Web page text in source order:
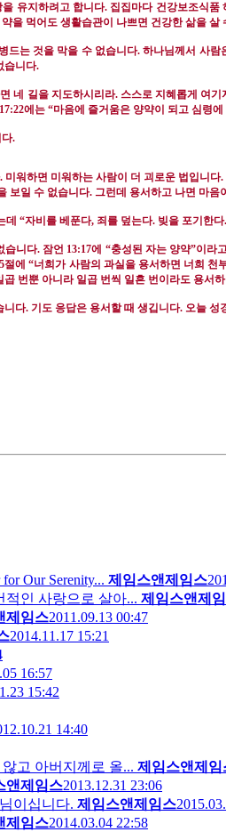
유지하려고 합니다. 집집마다 건강보조식품
을 먹어도 생활습관이 나쁘면 건강한 삶을 살
드는 것을 막을 수 없습니다.하나님께서 사람
습니다.
네 길을 지도하시리라. 스스로 지혜롭게 여기
17:22에는 “마음에 즐거움은 양약이 되고 심령
다.
. 미워하면 미워하는 사람이 더 괴로운 법입니다.
보일 수 없습니다. 그런데 용서하고 나면 마음
데 “자비를 베푼다, 죄를 덮는다. 빚을 포기한다.
습니다. 잠언 13:17에 “충성된 자는 양약”이라
절에 “너희가 사람의 과실을 용서하면 너희 천
곱 번뿐 아니라 일곱 번씩 일흔 번이라도 용서
니다. 기도 응답은 용서할 때 생깁니다. 오늘 성
Our Serenity... 제임스앤제임스
인 사랑으로 살아... 제임스앤제
제임스2011.09.13 00:47
2014.11.17 15:21
16:57
15:42
14:40
고 아버지께로 올... 제임스앤제임
앤제임스2013.12.31 23:06
이십니다. 제임스앤제임스
제임스2014.03.04 22:58